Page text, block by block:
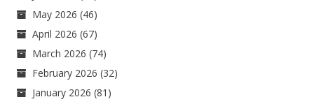
May 2026 (46)
April 2026 (67)
March 2026 (74)
February 2026 (32)
January 2026 (81)